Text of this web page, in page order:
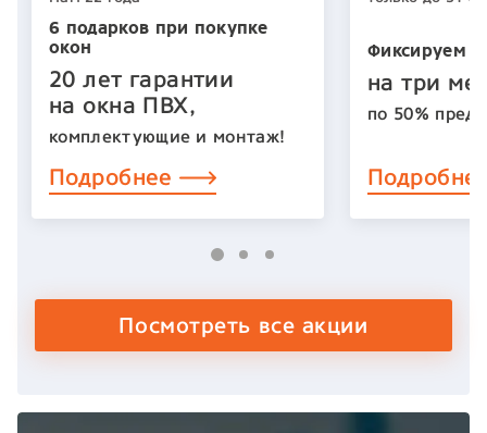
6 подарков при покупке
окон
20 лет гарантии
на окна ПВХ,
комплектующие и монтаж!
Подробнее
Фиксируем
на три
по 50%
Посмотреть все акции